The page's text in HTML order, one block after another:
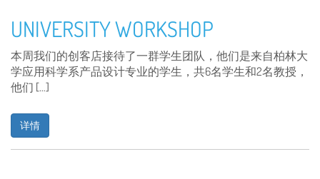
UNIVERSITY WORKSHOP
本周我们的创客店接待了一群学生团队，他们是来自柏林大
学应用科学系产品设计专业的学生，共6名学生和2名教授，
他们 […]
详情